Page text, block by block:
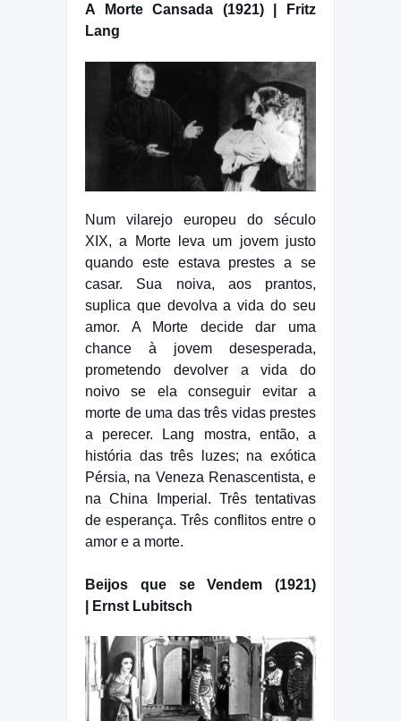
A Morte Cansada (1921) | Fritz
Lang
Num vilarejo europeu do século
XIX, a Morte leva um jovem justo
quando este estava prestes a se
casar. Sua noiva, aos prantos,
suplica que devolva a vida do seu
amor. A Morte decide dar uma
chance à jovem desesperada,
prometendo devolver a vida do
noivo se ela conseguir evitar a
morte de uma das três vidas prestes
a perecer. Lang mostra, então, a
história das três luzes; na exótica
Pérsia, na Veneza Renascentista, e
na China Imperial. Três tentativas
de esperança. Três conflitos entre o
amor e a morte.
Beijos que se Vendem (1921)
| Ernst Lubitsch